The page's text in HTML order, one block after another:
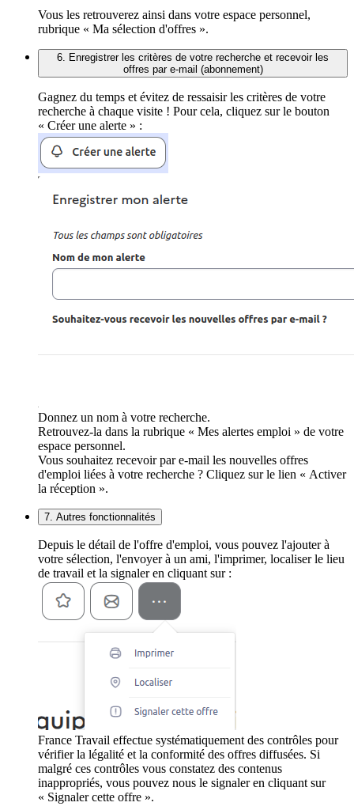
Vous les retrouverez ainsi dans votre espace personnel,
rubrique « Ma sélection d'offres ».
6. Enregistrer les critères de votre recherche et recevoir les
offres par e-mail (abonnement)
Gagnez du temps et évitez de ressaisir les critères de votre
recherche à chaque visite ! Pour cela, cliquez sur le bouton
« Créer une alerte » :
Donnez un nom à votre recherche.
Retrouvez-la dans la rubrique « Mes alertes emploi » de votre
espace personnel.
Vous souhaitez recevoir par e-mail les nouvelles offres
d'emploi liées à votre recherche ? Cliquez sur le lien « Activer
la réception ».
7. Autres fonctionnalités
Depuis le détail de l'offre d'emploi, vous pouvez l'ajouter à
votre sélection, l'envoyer à un ami, l'imprimer, localiser le lieu
de travail et la signaler en cliquant sur :
France Travail effectue systématiquement des contrôles pour
vérifier la légalité et la conformité des offres diffusées. Si
malgré ces contrôles vous constatez des contenus
inappropriés, vous pouvez nous le signaler en cliquant sur
« Signaler cette offre ».